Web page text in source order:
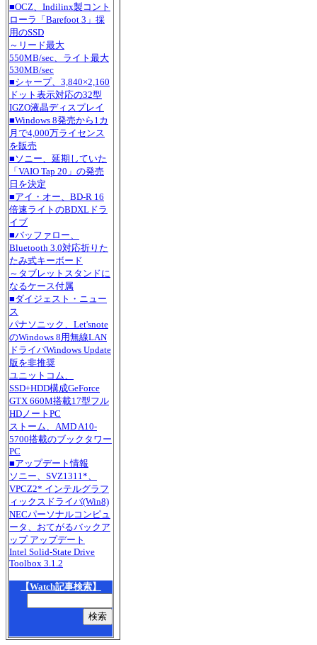
■OCZ、Indilinx製コント
ローラ「Barefoot 3」採
用のSSD
～リード最大
550MB/sec、ライト最大
530MB/sec
■シャープ、3,840×2,160
ドット表示対応の32型
IGZO液晶ディスプレイ
■Windows 8発売から1カ
月で4,000万ライセンス
を販売
■ソニー、延期していた
「VAIO Tap 20」の発売
日を決定
■アイ・オー、BD-R 16
倍速ライトのBDXLドラ
イブ
■バッファロー、
Bluetooth 3.0対応折りた
たみ式キーボード
～タブレットスタンドに
なるケース付属
■ダイジェスト・ニュー
ス
パナソニック、Let'snote
のWindows 8用無線LAN
ドライバWindows Update
版を非推奨
ユニットコム、
SSD+HDD構成GeForce
GTX 660M搭載17型フル
HDノートPC
ストーム、AMD A10-
5700搭載のブックタワー
PC
■アップデート情報
ソニー、SVZ1311*、
VPCZ2* インテルグラフ
ィックスドライバ(Win8)
NECパーソナルコンピュ
ータ、おてがるバックア
ップ アップデート
Intel Solid-State Drive
Toolbox 3.1.2
【Watch記事検索】